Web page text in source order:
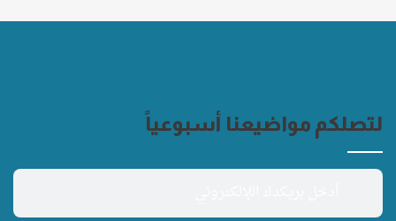
لتصلكم مواضيعنا أسبوعياً